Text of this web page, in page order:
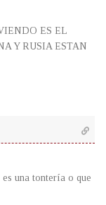
ES EL
Y RUSIA ESTAN
una tontería o que